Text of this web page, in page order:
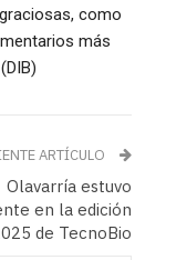
como
más
ARTÍCULO
Olavarría estuvo
en la edición
de TecnoBio